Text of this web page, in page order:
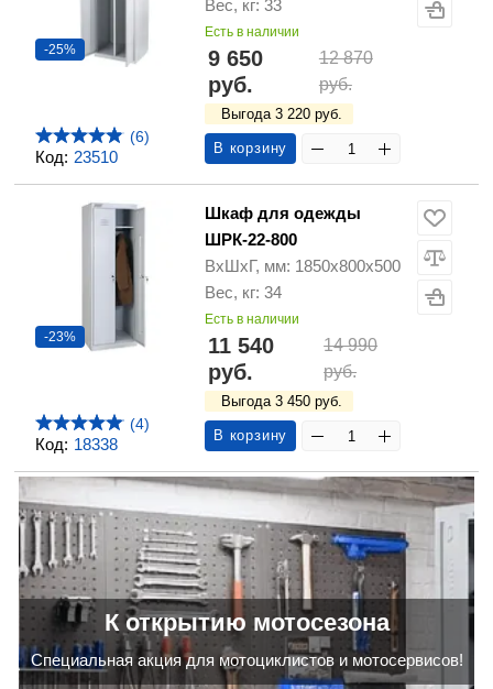
Код: 23510
-25%
(6)
Вес, кг: 33
Есть в наличии
9 650
руб.
12 870
руб.
Выгода 3 220 руб.
В корзину
Код: 18338
-23%
(4)
Шкаф для одежды
ШРК-22-800
ВхШхГ, мм: 1850х800х500
Вес, кг: 34
Есть в наличии
11 540
руб.
14 990
руб.
Выгода 3 450 руб.
В корзину
К открытию мотосезона
Cпециальная акция для мотоциклистов и мотосервисов!